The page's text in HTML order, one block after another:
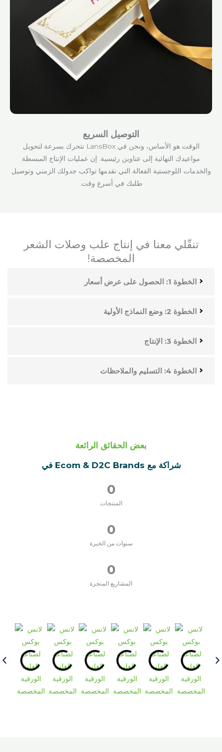
التوصيل السريع
الوقت هو الأساس، ونحن في LansBox نتحرك بسرعة لتحويل
مواعيدك النهائية إلى عناوين رئيسية. إن عمليات الإنتاج المبسطة
والخدمات اللوجستية الفعالة التي نقدمها تواكب جدولك الزمني وتوصيل
طلبك في أسرع وقت.
تنقّلي معنا في إنتاج علب وصلات الشعر
المخصصة!
الخطوة 1: الحصول على عرض أسعار
الخطوة 2: وضع النماذج الأولية
الخطوة 3: الإنتاج
الخطوة 4: التسليم والملاحظات
بعض الحقائق الرائعة
شراكة مع Ecom & D2C Brands في
المنتجات
0
سنوات من الخبرة
0
المشاريع المنجزة
0